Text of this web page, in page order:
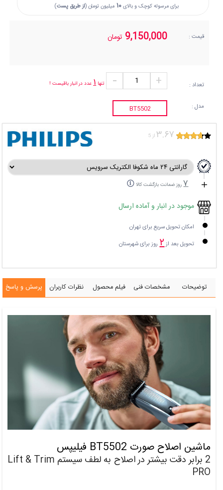
برای مرسوله کوچک و بالای۱۰ میلیون تومان (از طریق پست)
قیمت : 9,150,000 تومان
تعداد : تنها۱عدد در انبار باقیست !
مدل : BT5502
۳.۶۷ از 5
۷روز ضمانت بازگشت کالا
موجود در انبار و آماده ارسال
امکان تحویل سریع برای تهران
تحویل بعد از۲روز برای شهرستان
توضیحات مشخصات فنی فیلم محصول نظرات کاربران پرسش و پاسخ
ماشین اصلاح صورت BT5502 فیلیپس
2 برابر دقت بیشتر در اصلاح به لطف سیستم Lift & Trim
PRO